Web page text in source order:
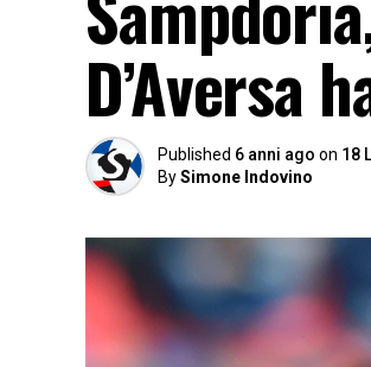
D’Aversa
Published 6 anni ago on 18
BySimone Indovino